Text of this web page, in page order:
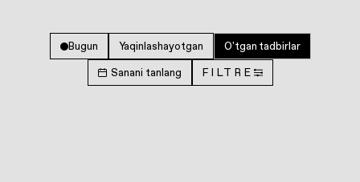
Bugun Yaqinlashayotgan O'tgan tadbirlar
Sanani tanlang FILTRE